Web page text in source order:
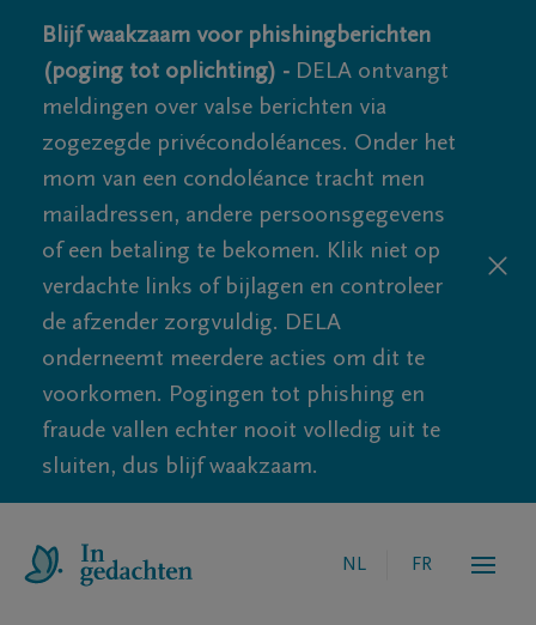
Blijf waakzaam voor phishingberichten
(poging tot oplichting) - DELA ontvangt
meldingen over valse berichten via
zogezegde privécondoléances. Onder het
mom van een condoléance tracht men
mailadressen, andere persoonsgegevens
of een betaling te bekomen. Klik niet op
verdachte links of bijlagen en controleer
de afzender zorgvuldig. DELA
onderneemt meerdere acties om dit te
voorkomen. Pogingen tot phishing en
fraude vallen echter nooit volledig uit te
sluiten, dus blijf waakzaam.
NL FR